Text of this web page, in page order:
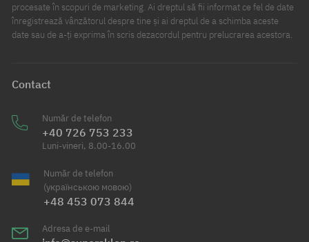
procesate în scopuri de marketing. Ai dreptul să fii informat ce fel de date
înregistrează vânzătorul despre tine și ai dreptul de a schimba aceste
date sau de a-ți exprima în scris dezacordul pentru prelucrarea acestora.
Contact
Număr de telefon
+40 726 753 233
Luni-vineri, 8.00-16.00
Număr de telefon
(українською мовою)
+48 453 073 844
Adresa de e-mail